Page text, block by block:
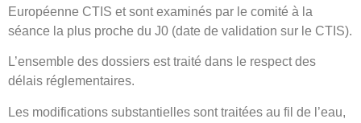
Européenne CTIS et sont examinés par le comité à la
séance la plus proche du J0 (date de validation sur le CTIS).
L’ensemble des dossiers est traité dans le respect des
délais réglementaires.
Les modifications substantielles sont traitées au fil de l’eau,